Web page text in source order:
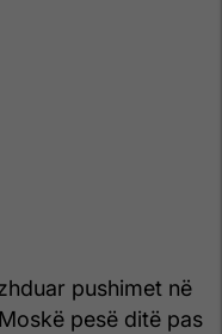
pushimet në
pesë ditë pas